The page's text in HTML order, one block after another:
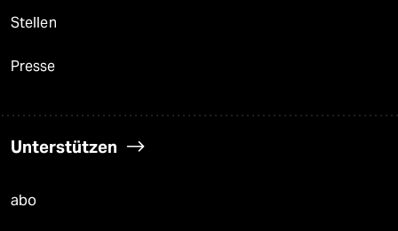
Stellen
Presse
Unterstützen
abo